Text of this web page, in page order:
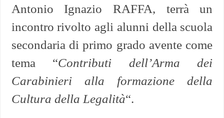
Antonio Ignazio RAFFA, terrà un
incontro rivolto agli alunni della scuola
secondaria di primo grado avente come
tema “Contributi dell’Arma dei
Carabinieri alla formazione della
Cultura della Legalità“.